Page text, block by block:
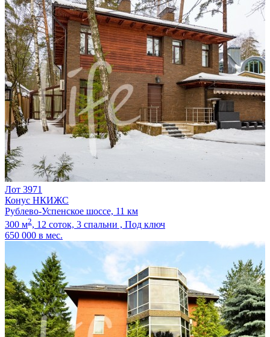
Лот 3971
Конус НКИЖС
Рублево-Успенское шоссе, 11 км
300 м2, 12 соток, 3 спальни , Под ключ
650 000 в мес.